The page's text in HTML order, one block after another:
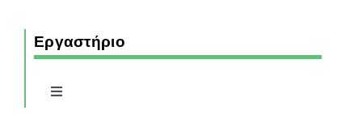
Εργαστήριο
Toggle